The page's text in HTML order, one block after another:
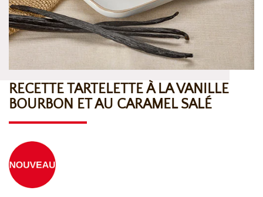
RECETTE TARTELETTE À LA VANILLE
BOURBON ET AU CARAMEL SALÉ